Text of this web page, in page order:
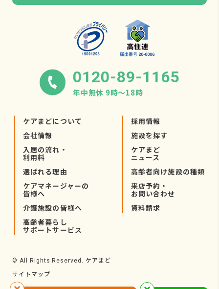
0120-89-1165
年中無休 9時〜18時
ケアまどについて
会社情報
入居の流れ・
利用料
選ばれる理由
ケアマネージャーの
皆様へ
介護施設の皆様へ
高齢者暮らし
サポートサービス
採用情報
施設を探す
ケアまど
ニュース
高齢者向け施設の種類
来店予約・
お問い合わせ
資料請求
© All Rights Reserved. ケアまど
サイトマップ